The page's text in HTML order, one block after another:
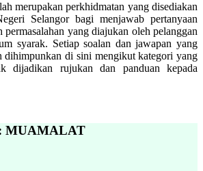
merupakan perkhidmatan yang disediakan
Selangor bagi menjawab pertanyaan
permasalahan yang diajukan oleh pelanggan
syarak. Setiap soalan dan jawapan yang
dihimpunkan di sini mengikut kategori yang
dijadikan rujukan dan panduan kepada
MUAMALAT